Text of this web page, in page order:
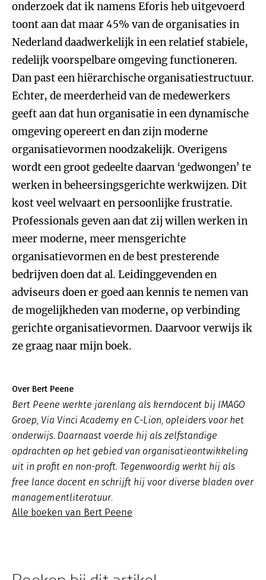
onderzoek dat ik namens Eforis heb uitgevoerd
toont aan dat maar 45% van de organisaties in
Nederland daadwerkelijk in een relatief stabiele,
redelijk voorspelbare omgeving functioneren.
Dan past een hiërarchische organisatiestructuur.
Echter, de meerderheid van de medewerkers
geeft aan dat hun organisatie in een dynamische
omgeving opereert en dan zijn moderne
organisatievormen noodzakelijk. Overigens
wordt een groot gedeelte daarvan ‘gedwongen’ te
werken in beheersingsgerichte werkwijzen. Dit
kost veel welvaart en persoonlijke frustratie.
Professionals geven aan dat zij willen werken in
meer moderne, meer mensgerichte
organisatievormen en de best presterende
bedrijven doen dat al. Leidinggevenden en
adviseurs doen er goed aan kennis te nemen van
de mogelijkheden van moderne, op verbinding
gerichte organisatievormen. Daarvoor verwijs ik
ze graag naar mijn boek.
Over Bert Peene
Bert Peene werkte jarenlang als kerndocent bij IMAGO
Groep, Via Vinci Academy en C-Lion, opleiders voor het
onderwijs. Daarnaast voerde hij als zelfstandige
opdrachten op het gebied van organisatieontwikkeling
uit in profit en non-proft. Tegenwoordig werkt hij als
free lance docent en schrijft hij voor diverse bladen over
managementliteratuur.
Alle boeken van Bert Peene